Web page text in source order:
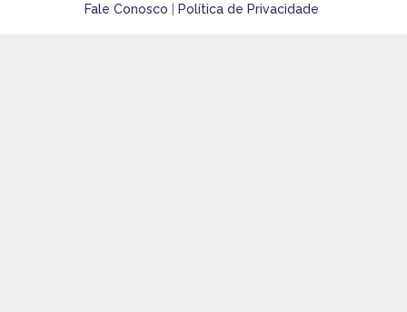
Fale Conosco
Política de Privacidade